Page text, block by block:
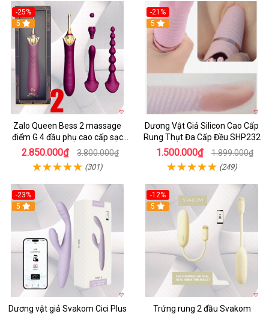
-25%
5
Zalo Queen Bess 2 massage
điểm G 4 đầu phụ cao cấp sạc
tiện lợi
2.850.000₫ 3.800.000₫
(301)
-21%
5
Dương Vật Giả Silicon Cao Cấp
Rung Thụt Đa Cấp Đều SHP232
1.500.000₫ 1.899.000₫
(249)
-23%
5
Dương vật giả Svakom Cici Plus
-12%
5
Trứng rung 2 đầu Svakom